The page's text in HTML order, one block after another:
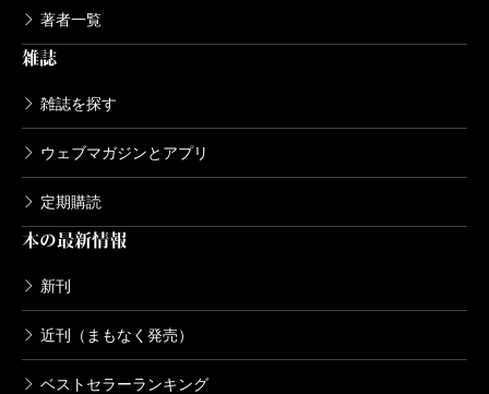
著者一覧
雑誌
雑誌を探す
ウェブマガジンとアプリ
定期購読
本の最新情報
新刊
近刊（まもなく発売）
ベストセラーランキング